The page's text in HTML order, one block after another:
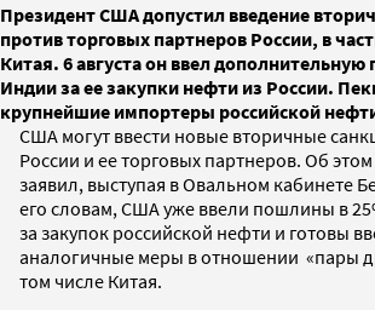
Президент США допустил введение
против торговых партнеров России, в
Китая. 6 августа он ввел
Индии за ее закупки нефти из России.
крупнейшие импортеры российской
США могут ввести новые вторичные
России и ее торговых партнеров. Об
заявил, выступая в Овальном кабинете
его словам, США уже ввели пошлины в
за закупок российской нефти и готовы
аналогичные меры в отношении «пары
том числе Китая.